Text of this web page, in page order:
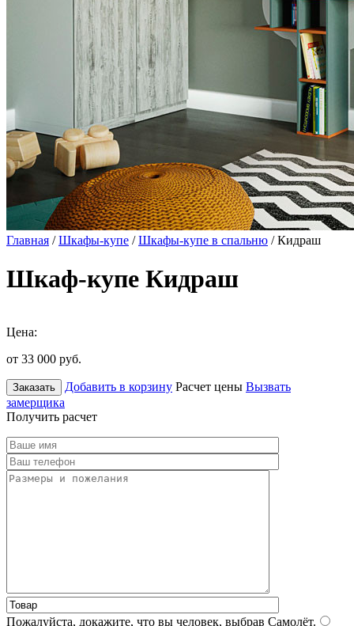
Главная /Шкафы-купе /Шкафы-купе в спальню / Кидраш
Шкаф-купе Кидраш
Цена:
от 33 000 руб.
Заказать Добавить в корзину Расчет цены Вызвать
замерщика
Получить расчет
Пожалуйста, докажите, что вы человек, выбрав Самолёт.